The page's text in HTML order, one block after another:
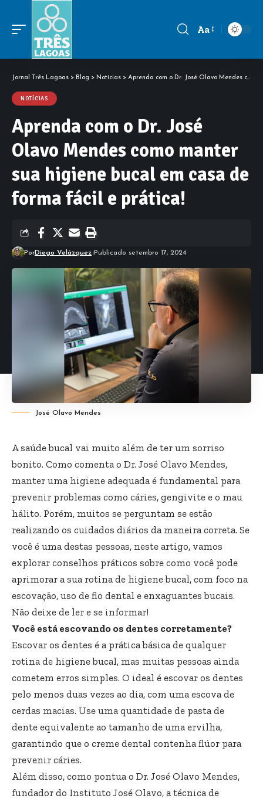
Font
Aa
Jornal Três Lagoas > Blog > Notícias > Aprenda com o Dr. José Olavo Mendes como manter sua higiene bucal em casa de forma fácil e prática!
NOTÍCIAS
Aprenda com o Dr. José
Olavo Mendes como manter
sua higiene bucal em casa de
forma fácil e prática!
PorDiego Velázquez Publicado setembro 17, 2024
José Olavo Mendes
A saúde bucal vai muito além de ter um sorriso
bonito. Como comenta o Dr. José Olavo Mendes,
manter uma higiene adequada é fundamental para
prevenir problemas como cáries, gengivite e o mau
hálito. Porém, muitos se perguntam se estão
realizando os cuidados diários da maneira correta. Se
você é uma destas pessoas, neste artigo, vamos
explorar conselhos práticos sobre como você pode
aprimorar a sua rotina de higiene bucal, com foco na
escovação, uso de fio dental e enxaguantes bucais.
Não deixe de ler e se informar!
Você está escovando os dentes corretamente?
Escovar os dentes é a prática básica de qualquer
rotina de higiene bucal, mas muitas pessoas ainda
cometem erros simples. O ideal é escovar os dentes
pelo menos duas vezes ao dia, com uma escova de
cerdas macias. Use uma quantidade de pasta de
dente equivalente ao tamanho de uma ervilha,
garantindo que o creme dental contenha flúor para
prevenir cáries.
Além disso, como pontua o Dr. José Olavo Mendes,
fundador do Instituto José Olavo, a técnica de